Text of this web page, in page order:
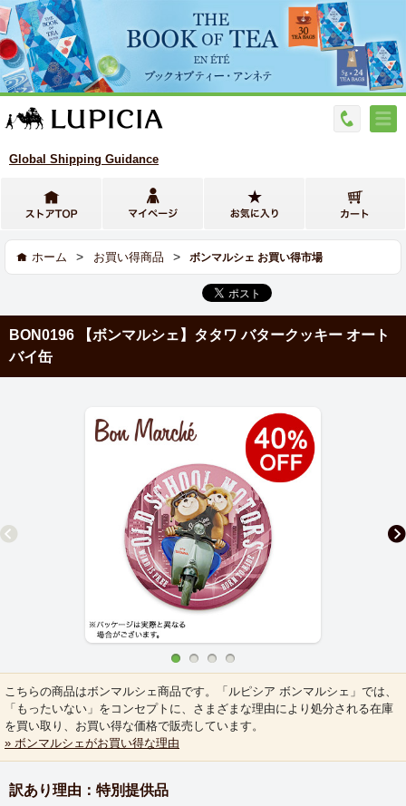
Global Shipping Guidance
ホーム > お買い得商品 > ボンマルシェ お買い得市場
BON0196 【ボンマルシェ】タタワ バタークッキー オート
バイ缶
こちらの商品はボンマルシェ商品です。「ルピシア ボンマルシェ」では、
「もったいない」をコンセプトに、さまざまな理由により処分される在庫
を買い取り、お買い得な価格で販売しています。
» ボンマルシェがお買い得な理由
訳あり理由：特別提供品